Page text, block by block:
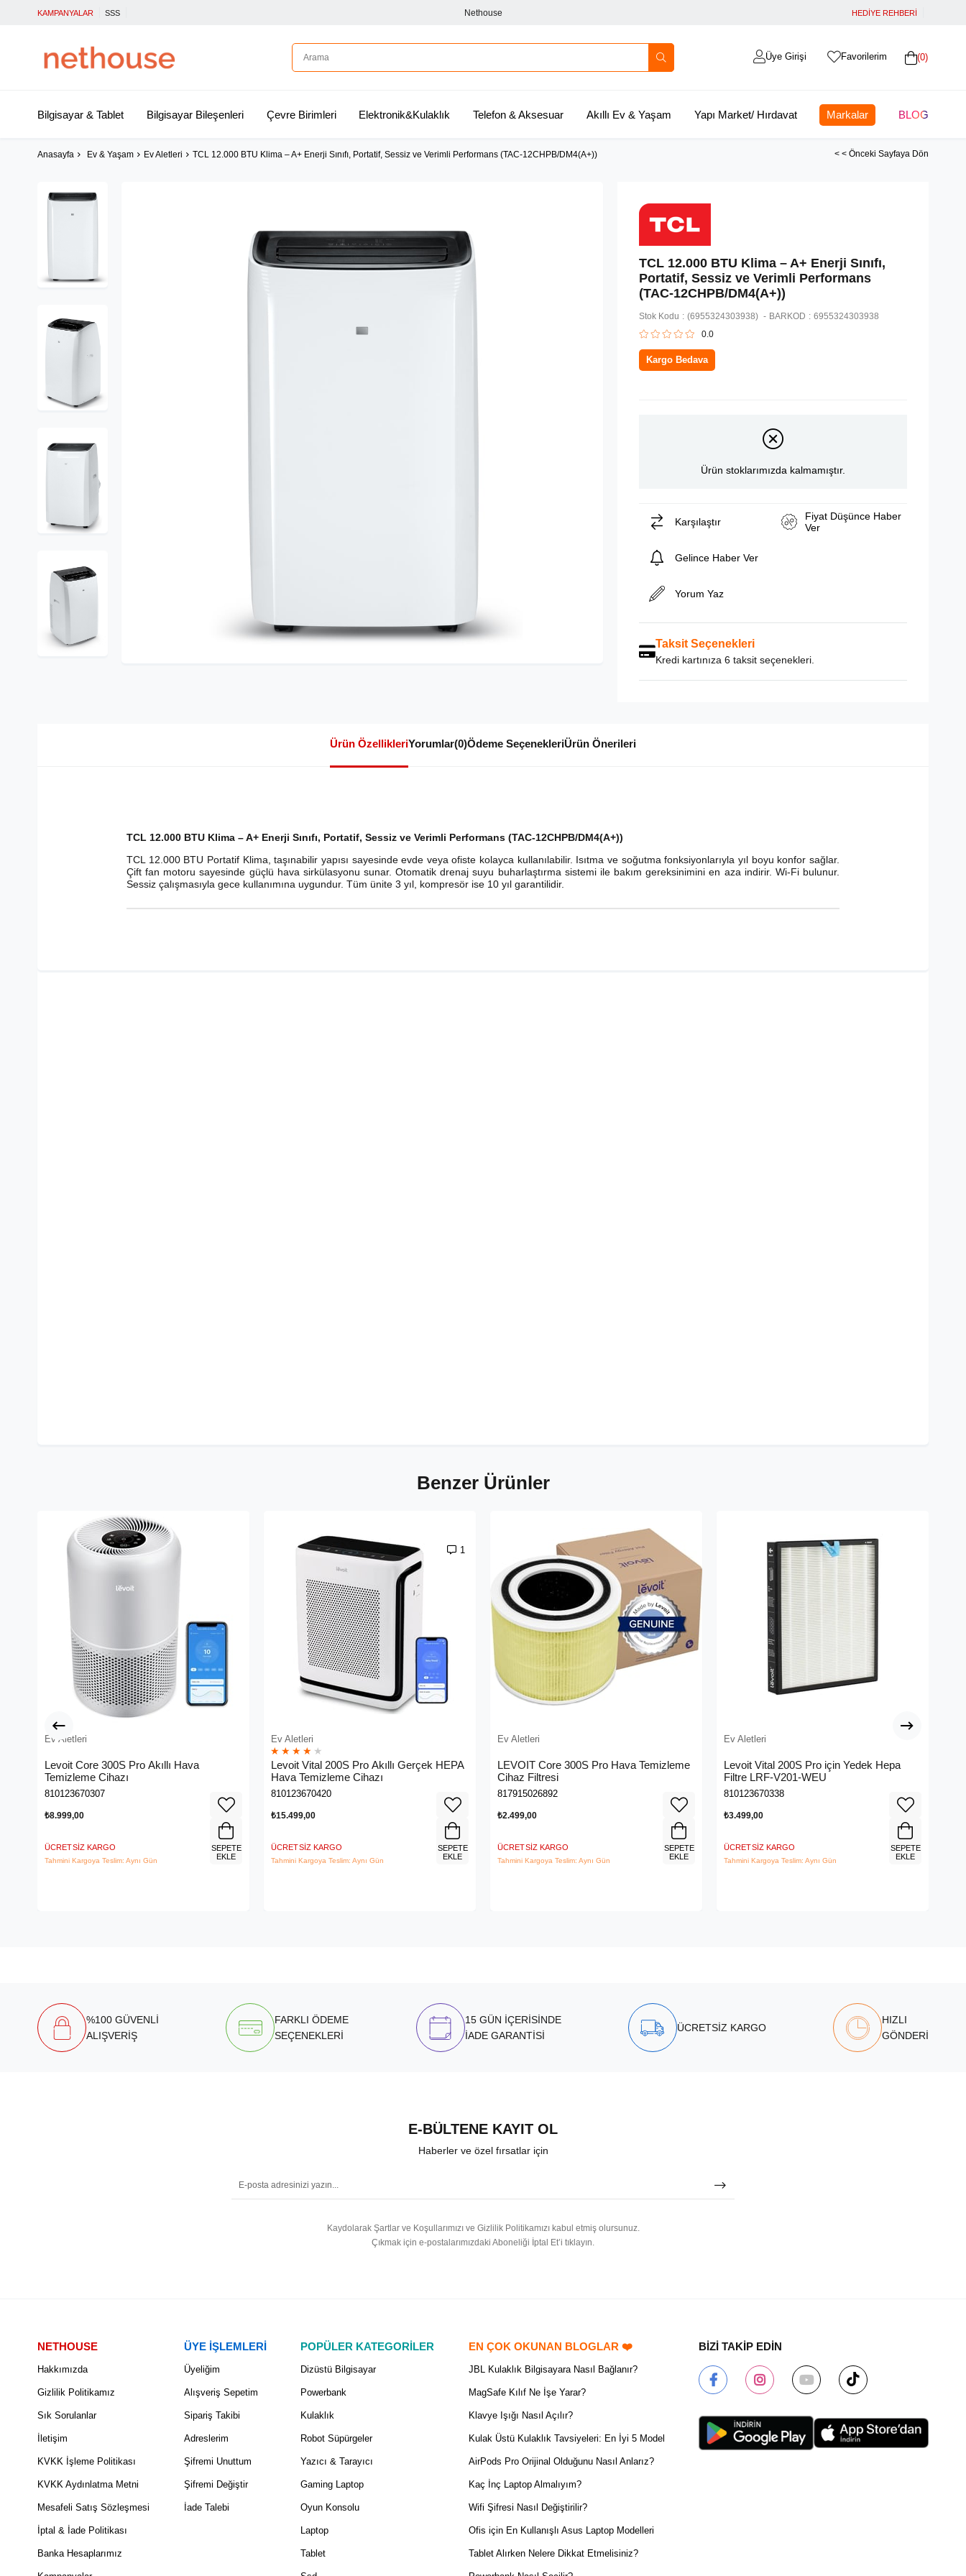
KAMPANYALAR SSS Nethouse HEDİYE REHBERİ
0
Favorilerim
Üye Girişi
Bilgisayar & Tablet Bilgisayar Bileşenleri Çevre Birimleri Elektronik&Kulaklık Telefon & Aksesuar Akıllı Ev & Yaşam Yapı Market/ Hırdavat Markalar BLOG
Anasayfa Ev & Yaşam Ev Aletleri TCL 12.000 BTU Klima – A+ Enerji Sınıfı, Portatif, Sessiz ve Verimli Performans (TAC-12CHPB/DM4(A+)) < < Önceki Sayfaya Dön
TCL 12.000 BTU Klima – A+ Enerji Sınıfı,
Portatif, Sessiz ve Verimli Performans
(TAC-12CHPB/DM4(A+))
Stok Kodu (6955324303938) BARKOD : 6955324303938
0.0
Kargo Bedava
Ürün stoklarımızda kalmamıştır.
Karşılaştır
Fiyat Düşünce Haber
Ver
Gelince Haber Ver
Yorum Yaz
Taksit Seçenekleri
Kredi kartınıza 6 taksit seçenekleri.
Ürün ÖzellikleriYorumlar(0)Ödeme SeçenekleriÜrün Önerileri
TCL 12.000 BTU Klima – A+ Enerji Sınıfı, Portatif, Sessiz ve Verimli Performans (TAC-12CHPB/DM4(A+))
TCL 12.000 BTU Portatif Klima, taşınabilir yapısı sayesinde evde veya ofiste kolayca kullanılabilir. Isıtma ve soğutma fonksiyonlarıyla yıl boyu konfor sağlar.
Çift fan motoru sayesinde güçlü hava sirkülasyonu sunar. Otomatik drenaj suyu buharlaştırma sistemi ile bakım gereksinimini en aza indirir. Wi-Fi bulunur.
Sessiz çalışmasıyla gece kullanımına uygundur. Tüm ünite 3 yıl, kompresör ise 10 yıl garantilidir.
Benzer Ürünler
Ev Aletleri
Levoit Core 300S Pro Akıllı Hava
Temizleme Cihazı
810123670307
₺8.999,00
ÜCRETSIZ KARGO
Tahmini Kargoya Teslim: Aynı Gün
SEPETE
EKLE
Ev Aletleri
★ ★ ★ ★ ★
Levoit Vital 200S Pro Akıllı Gerçek HEPA
Hava Temizleme Cihazı
1
810123670420
₺15.499,00
ÜCRETSIZ KARGO
Tahmini Kargoya Teslim: Aynı Gün
SEPETE
EKLE
Ev Aletleri
LEVOIT Core 300S Pro Hava Temizleme
Cihaz Filtresi
817915026892
₺2.499,00
ÜCRETSIZ KARGO
Tahmini Kargoya Teslim: Aynı Gün
SEPETE
EKLE
Ev Aletleri
Levoit Vital 200S Pro için Yedek Hepa
Filtre LRF-V201-WEU
810123670338
₺3.499,00
ÜCRETSIZ KARGO
Tahmini Kargoya Teslim: Aynı Gün
SEPETE
EKLE
%100 GÜVENLİ
ALIŞVERİŞ
FARKLI ÖDEME
SEÇENEKLERİ
15 GÜN İÇERİSİNDE
İADE GARANTİSİ
ÜCRETSİZ KARGO
HIZLI
GÖNDERİ
E-BÜLTENE KAYIT OL
Haberler ve özel fırsatlar için
Kaydolarak Şartlar ve Koşullarımızı ve Gizlilik Politikamızı kabul etmiş olursunuz.
Çıkmak için e-postalarımızdaki Aboneliği İptal Et’i tıklayın.
NETHOUSE
Hakkımızda
Gizlilik Politikamız
Sık Sorulanlar
İletişim
KVKK İşleme Politikası
KVKK Aydınlatma Metni
Mesafeli Satış Sözleşmesi
İptal & İade Politikası
Banka Hesaplarımız
ÜYE İŞLEMLERİ
Üyeliğim
Alışveriş Sepetim
Sipariş Takibi
Adreslerim
Şifremi Unuttum
Şifremi Değiştir
İade Talebi
POPÜLER KATEGORİLER
Dizüstü Bilgisayar
Powerbank
Kulaklık
Robot Süpürgeler
Yazıcı & Tarayıcı
Gaming Laptop
Oyun Konsolu
Laptop
Tablet
EN ÇOK OKUNAN BLOGLAR ❤️
JBL Kulaklık Bilgisayara Nasıl Bağlanır?
MagSafe Kılıf Ne İşe Yarar?
Klavye Işığı Nasıl Açılır?
Kulak Üstü Kulaklık Tavsiyeleri: En İyi 5 Model
AirPods Pro Orijinal Olduğunu Nasıl Anlarız?
Kaç İnç Laptop Almalıyım?
Wifi Şifresi Nasıl Değiştirilir?
Ofis için En Kullanışlı Asus Laptop Modelleri
Tablet Alırken Nelere Dikkat Etmelisiniz?
BİZİ TAKİP EDİN